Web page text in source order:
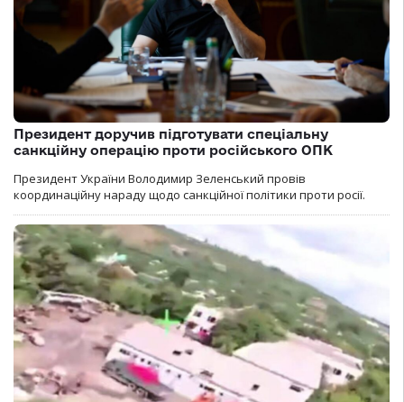
Президент доручив підготувати спеціальну
санкційну операцію проти російського ОПК
Президент України Володимир Зеленський провів
координаційну нараду щодо санкційної політики проти росії.